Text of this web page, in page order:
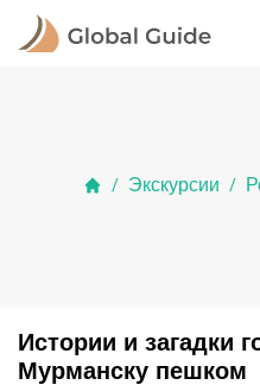
/ Экскурсии /
Истории и загадки
Мурманску пешком